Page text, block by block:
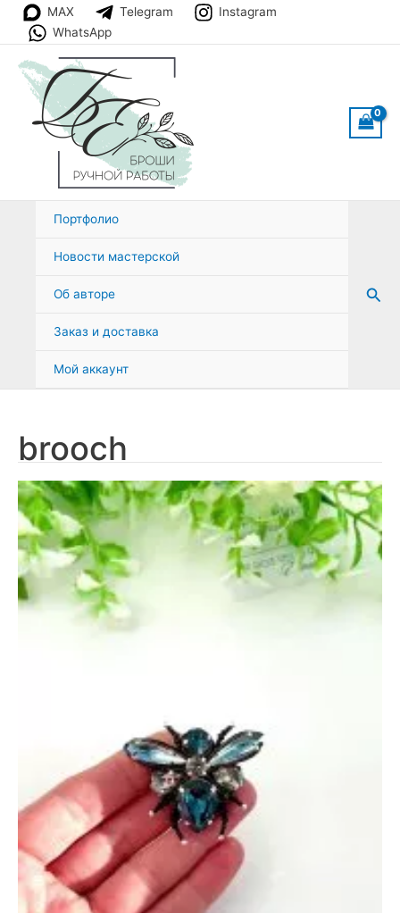
Перейти
содержимому
MAX Telegram
Instagram
WhatsApp
Портфолио
Новости мастерской
Об авторе
Заказ и доставка
Мой аккаунт
brooch